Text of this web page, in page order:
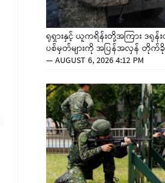
ရုရှားနှင့် ယူကရိန်းတို့အကြား ဒရု
ပစ်မှတ်များကို အပြန်အလှန် တိုက်
—AUGUST 6, 2026 4:12 PM